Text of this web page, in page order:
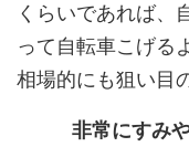
くらいであれば、
って自転車こげる
相場的にも狙い目
非常にすみ